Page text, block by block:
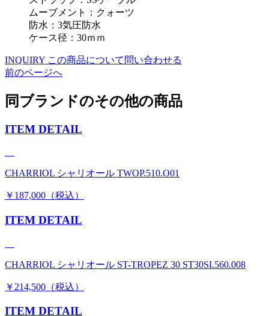
ムーブメント：クォーツ
防水：3気圧防水
ケース径：30ｍｍ
INQUIRY この商品について問い合わせる
前のページへ
同ブランドのその他の商品
ITEM DETAIL
CHARRIOL シャリオール TWOP.510.O01
￥187,000（税込）
ITEM DETAIL
CHARRIOL シャリオール ST-TROPEZ 30 ST30SI.560.008
￥214,500（税込）
ITEM DETAIL